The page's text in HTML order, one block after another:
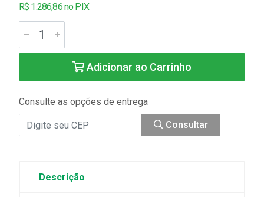
R$ 1.286,86 no PIX
Adicionar ao Carrinho
Consulte as opções de entrega
Consultar
Descrição